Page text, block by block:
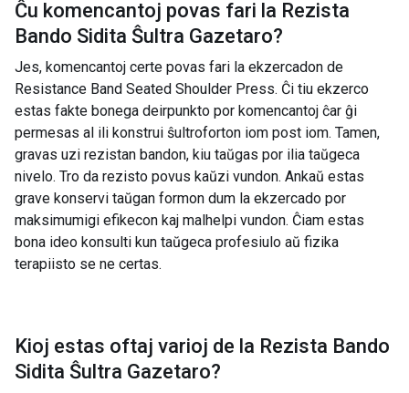
Ĉu komencantoj povas fari la Rezista
Bando Sidita Ŝultra Gazetaro?
Jes, komencantoj certe povas fari la ekzercadon de
Resistance Band Seated Shoulder Press. Ĉi tiu ekzerco
estas fakte bonega deirpunkto por komencantoj ĉar ĝi
permesas al ili konstrui ŝultroforton iom post iom. Tamen,
gravas uzi rezistan bandon, kiu taŭgas por ilia taŭgeca
nivelo. Tro da rezisto povus kaŭzi vundon. Ankaŭ estas
grave konservi taŭgan formon dum la ekzercado por
maksimumigi efikecon kaj malhelpi vundon. Ĉiam estas
bona ideo konsulti kun taŭgeca profesiulo aŭ fizika
terapiisto se ne certas.
Kioj estas oftaj varioj de la Rezista Bando
Sidita Ŝultra Gazetaro?